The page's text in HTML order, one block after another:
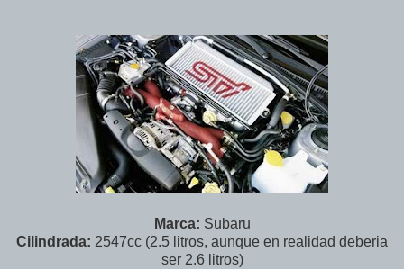
Marca: Subaru
Cilindrada: 2547cc (2.5 litros, aunque en realidad deberia
ser 2.6 litros)